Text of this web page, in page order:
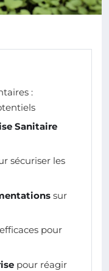
:
Sanitaire
sécuriser les
sur
pour
pour réagir